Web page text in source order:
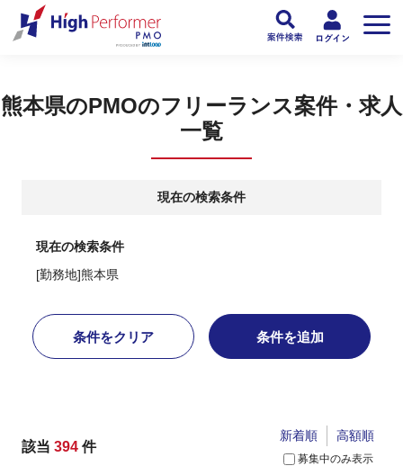
熊本県のPMOのフリーランス案件・求人
一覧
現在の検索条件
現在の検索条件
[勤務地]熊本県
条件をクリア 条件を追加
該当 394 件
募集中のみ表示
新着順 高額順